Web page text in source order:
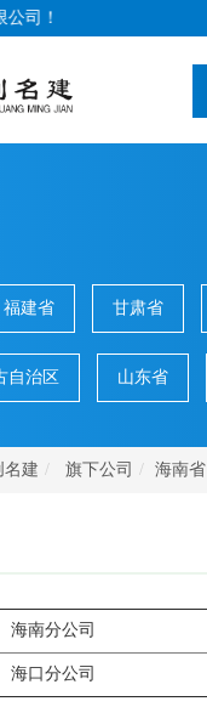
司！
福建省 甘肃省
自治区 山东省
名建 旗下公司 海南省
海南分公司
海口分公司